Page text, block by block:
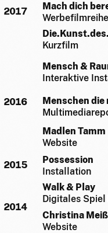
2017
Mach dich
Kurzfilm
2016
Mensch &
Interaktive
Menschen
Madlen Tamm
Website
2015
Possession
Installation
2014
Walk & Play
Digitales Spiel
Christina
Website